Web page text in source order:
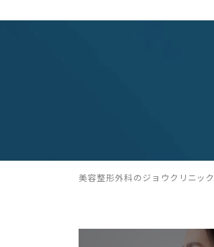
美容整形外科のジョウクリニック